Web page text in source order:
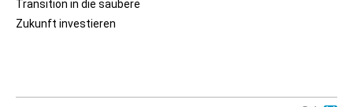
Transition in die saubere
Zukunft investieren